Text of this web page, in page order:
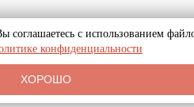
соглашаетесь с использованием
конфиденциальности
ХОРОШО